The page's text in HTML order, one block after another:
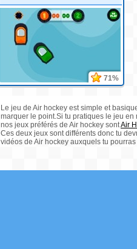
71%
Le jeu de Air hockey est simple et
marquer le point.Si tu pratiques le jeu
nos jeux préférés de Air hockey sontAir
Ces deux jeux sont différents donc tu
vidéos de Air hockey auxquels tu